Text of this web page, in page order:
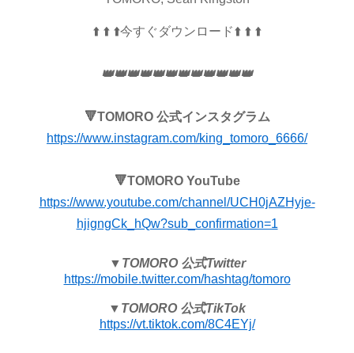
⬆️ ⬆️ ⬆️今すぐダウンロード⬆️ ⬆️ ⬆️
👑👑👑👑👑👑👑👑👑👑👑👑
🔻TOMORO 公式インスタグラム
https://www.instagram.com/king_tomoro_6666/
🔻TOMORO YouTube
https://www.youtube.com/channel/UCH0jAZHyje-
hjigngCk_hQw?sub_confirmation=1
▼TOMORO 公式Twitter
https://mobile.twitter.com/hashtag/tomoro
▼TOMORO 公式TikTok
https://vt.tiktok.com/8C4EYj/